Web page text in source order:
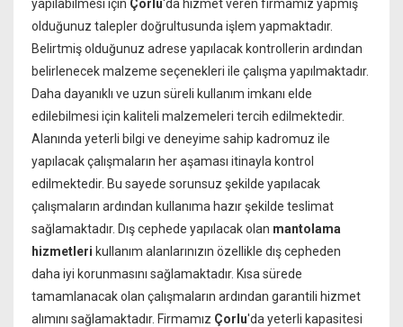
yapılabilmesi için Çorlu'da hizmet veren firmamız yapmış
olduğunuz talepler doğrultusunda işlem yapmaktadır.
Belirtmiş olduğunuz adrese yapılacak kontrollerin ardından
belirlenecek malzeme seçenekleri ile çalışma yapılmaktadır.
Daha dayanıklı ve uzun süreli kullanım imkanı elde
edilebilmesi için kaliteli malzemeleri tercih edilmektedir.
Alanında yeterli bilgi ve deneyime sahip kadromuz ile
yapılacak çalışmaların her aşaması itinayla kontrol
edilmektedir. Bu sayede sorunsuz şekilde yapılacak
çalışmaların ardından kullanıma hazır şekilde teslimat
sağlamaktadır. Dış cephede yapılacak olan mantolama
hizmetleri kullanım alanlarınızın özellikle dış cepheden
daha iyi korunmasını sağlamaktadır. Kısa sürede
tamamlanacak olan çalışmaların ardından garantili hizmet
alımını sağlamaktadır. Firmamız Çorlu'da yeterli kapasitesi